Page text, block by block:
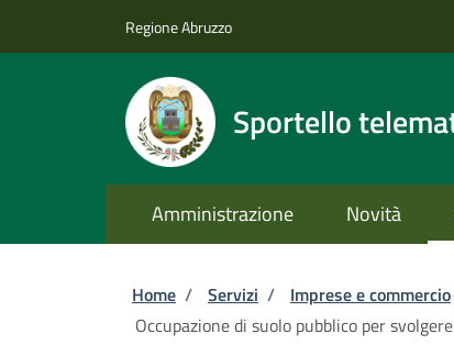
Regione Abruzzo
Sportello
Amministrazione Novità
Briciole di pane
Home / Servizi / Imprese e commercio
Occupazione di suolo pubblico per